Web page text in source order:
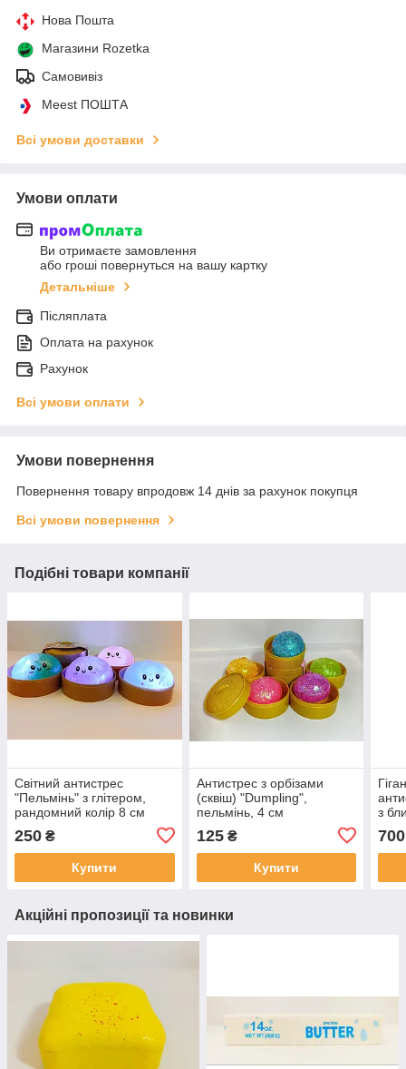
Нова Пошта
Магазини Rozetka
Самовивіз
Meest ПОШТА
Всі умови доставки
Умови оплати
Ви отримаєте замовлення
або гроші повернуться на вашу картку
Детальніше
Післяплата
Оплата на рахунок
Рахунок
Всі умови оплати
Умови повернення
Повернення товару впродовж 14 днів за рахунок покупця
Всі умови повернення
Подібні товари компанії
Світний антистрес
"Пельмінь" з глітером,
рандомний колір 8 см
250 ₴
Купити
Антистрес з орбізами
(сквіш) "Dumpling",
пельмінь, 4 см
125₴
Купити
з
700
Акційні пропозиції та новинки